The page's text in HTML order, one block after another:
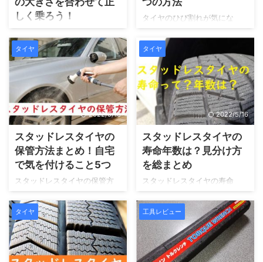
しく乗ろう！
からない。タイヤの表面に
は、名前、サイズ、製造年月
日、軽点、履き方、荷重、最
高速度などすべて記載されて
います。正しく覚え、快適な
乗り心地を味わいましょう。
タイヤのひび割れが気にな
る、どのくらいまで履くこと
ができるのか気になりません
か？ひび割れが起きるには原
因があります。今回は、タイ
ヤのひび割れが起こる原因と
少しでも予防する方法をお伝
えします。
タイヤ
2022/5/16
スタッドレスタイヤの
保管方法まとめ！自宅
で気を付けること5つ
スタッドレスタイヤの保管方
法で気を付けることは5つで
す。特に性能が悪くなる保管
方法は避ける必要がありま
す。タイヤはゴム製品なの
で、ゴムの劣化を防ぐ方法を
取れば長持ちさせることがで
タイヤ
2022/5/16
スタッドレスタイヤの
寿命年数は？見分け方
を総まとめ
スタッドレスタイヤの寿命
は、年数にしておおむね3～5
年です。メーカーやスタッド
レスタイヤでの走行の仕方で
変わってきます。スタッドレ
スタイヤの寿命や見分け方を
お伝えします。
タイヤ 工具レビュー